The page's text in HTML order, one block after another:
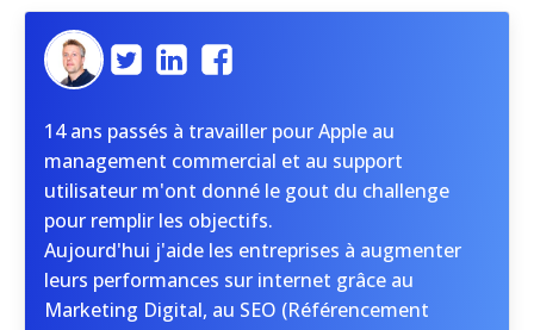
14 ans passés à travailler pour Apple au
management commercial et au support
utilisateur m'ont donné le gout du challenge
pour remplir les objectifs.
Aujourd'hui j'aide les entreprises à augmenter
leurs performances sur internet grâce au
Marketing Digital, au SEO (Référencement